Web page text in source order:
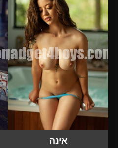
אינה